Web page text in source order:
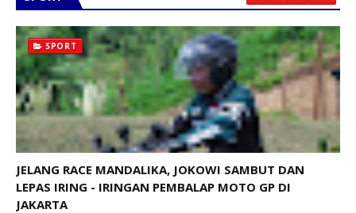
SPORT
JELANG RACE MANDALIKA, JOKOWI SAMBUT DAN
LEPAS IRING - IRINGAN PEMBALAP MOTO GP DI
JAKARTA